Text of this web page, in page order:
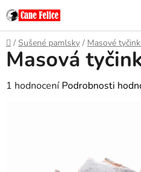
Přejít
na
obsah
Domů
/ Sušené pamlsky / Masové
Masová
Průměrné
1 hodnocení Podrobnosti